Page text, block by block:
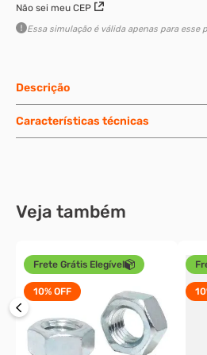
Não sei meu CEP
Essa simulação é válida apenas para esse
Descrição
Características técnicas
Veja também
Frete Grátis Elegível
10% OFF